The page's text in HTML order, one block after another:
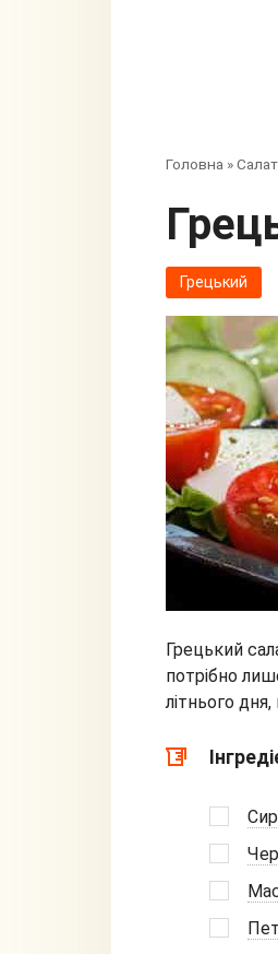
Головна »
Грецький
Грецький
потрібно
літнього